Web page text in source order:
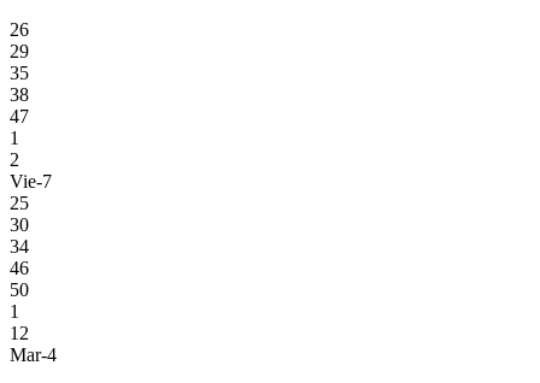
26
29
35
38
47
1
2
Vie-7
25
30
34
46
50
1
12
Mar-4